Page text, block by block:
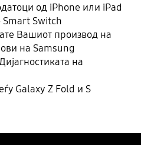
од iPhone или iPad
Smart Switch
Вашиот производ на
на Samsung
на
Galaxy Z Fold и S